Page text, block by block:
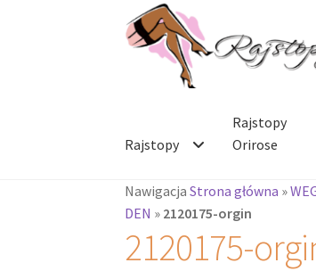
Przejdź
do
nawigacji
Przejdź
do
treści
Rajstopy
Rajstopy
Orirose
NawigacjaStrona główna »
DEN » 2120175-orgin
2120175-